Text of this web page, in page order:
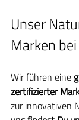
Unser
Marken
Wir führen eine
zertifizierter
zur innovativen